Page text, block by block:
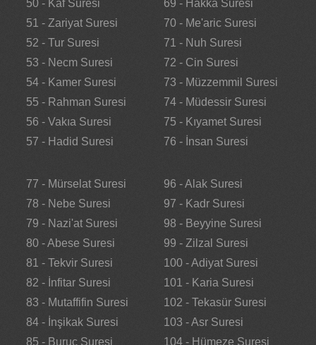
50 - Kaf Suresi
51 - Zariyat Suresi
52 - Tur Suresi
53 - Necm Suresi
54 - Kamer Suresi
55 - Rahman Suresi
56 - Vakıa Suresi
57 - Hadid Suresi
69 - Hakka Suresi
70 - Me'aric Suresi
71 - Nuh Suresi
72 - Cin Suresi
73 - Müzzemmil Suresi
74 - Müdessir Suresi
75 - Kıyamet Suresi
76 - İnsan Suresi
77 - Mürselat Suresi
78 - Nebe Suresi
79 - Nazi'at Suresi
80 - Abese Suresi
81 - Tekvir Suresi
82 - İnfitar Suresi
83 - Mutaffifin Suresi
84 - İnşikak Suresi
85 - Buruc Suresi
96 - Alak Suresi
97 - Kadr Suresi
98 - Beyyine Suresi
99 - Zilzal Suresi
100 - Adiyat Suresi
101 - Karia Suresi
102 - Tekasür Suresi
103 - Asr Suresi
104 - Hümeze Suresi